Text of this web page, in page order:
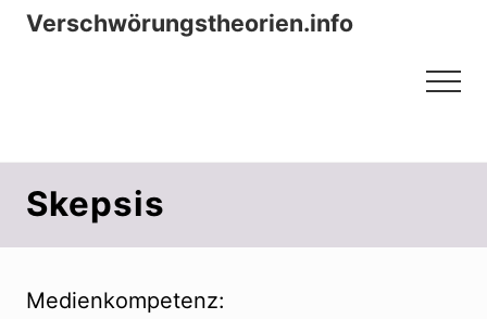
Menu
Zum
ZurVerschwörungstheorien.info
Menu
Skepsis
Medienkompetenz: